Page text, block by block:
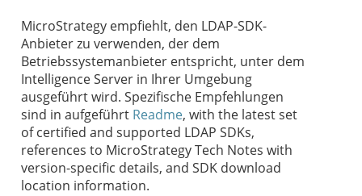
MicroStrategy empfiehlt, den LDAP-SDK-
Anbieter zu verwenden, der dem
Betriebssystemanbieter entspricht, unter dem
Intelligence Server in Ihrer Umgebung
ausgeführt wird. Spezifische Empfehlungen
sind in aufgeführt Readme, with the latest set
of certified and supported LDAP SDKs,
references to MicroStrategy Tech Notes with
version-specific details, and SDK download
location information.